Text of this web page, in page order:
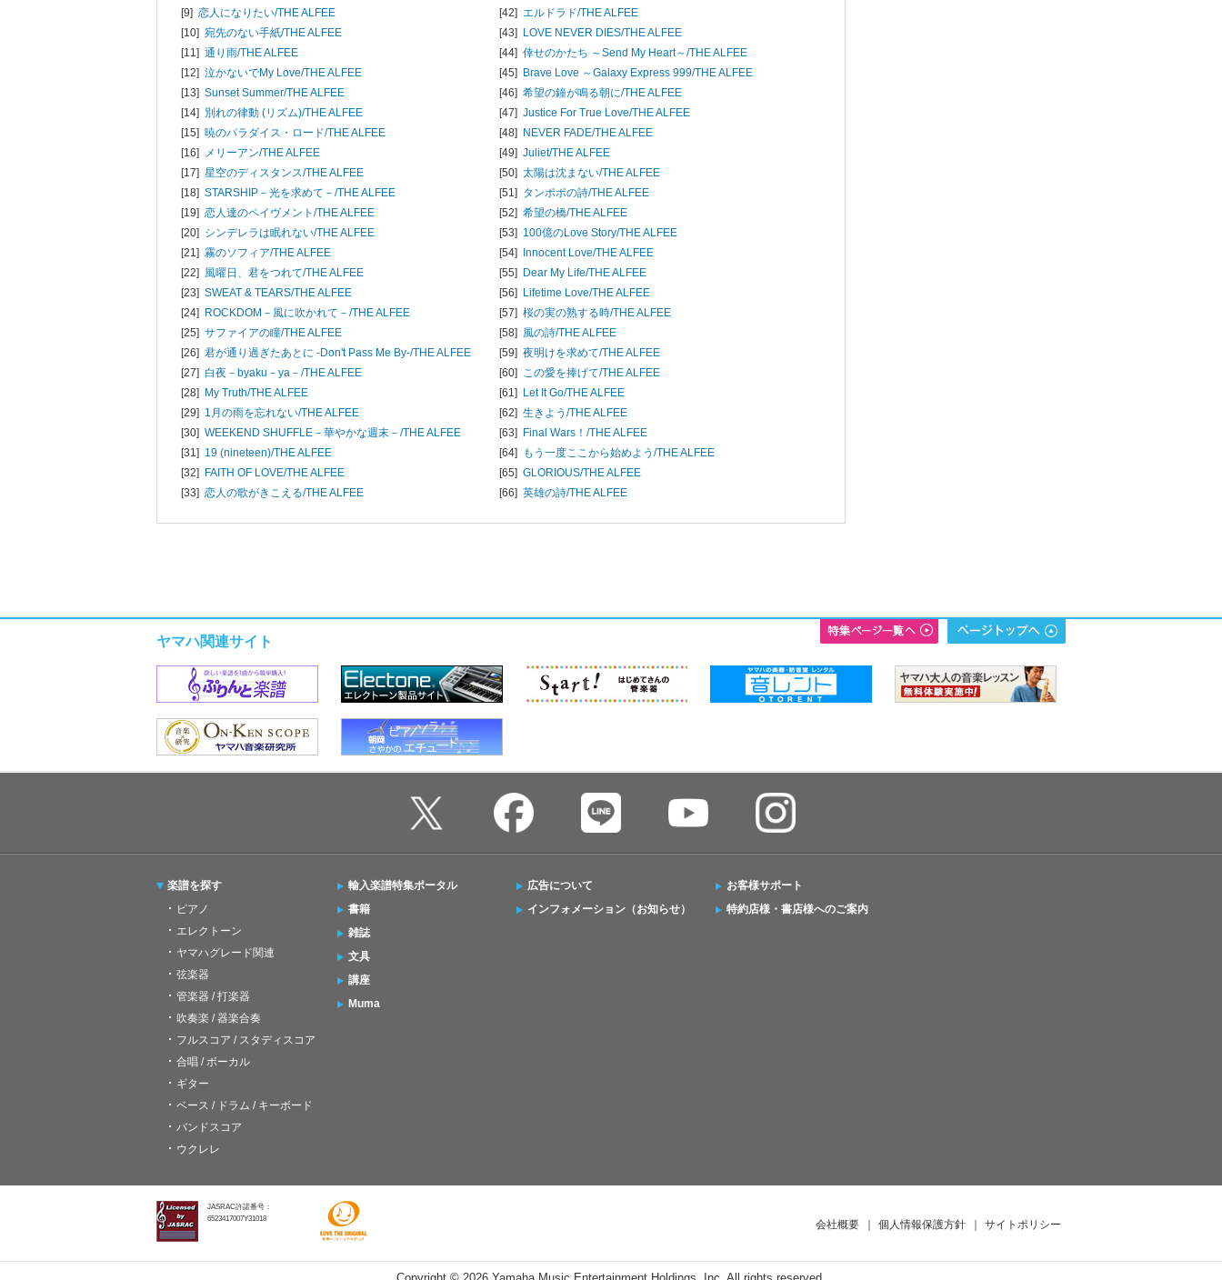
[9] 恋人になりたい/THE ALFEE
[10] 宛先のない手紙/THE ALFEE
[11] 通り雨/THE ALFEE
[12] 泣かないでMy Love/THE ALFEE
[13] Sunset Summer/THE ALFEE
[14] 別れの律動 (リズム)/THE ALFEE
[15] 暁のパラダイス・ロード/THE ALFEE
[16] メリーアン/THE ALFEE
[17] 星空のディスタンス/THE ALFEE
[18] STARSHIP－光を求めて－/THE ALFEE
[19] 恋人達のペイヴメント/THE ALFEE
[20] シンデレラは眠れない/THE ALFEE
[21] 霧のソフィア/THE ALFEE
[22] 風曜日、君をつれて/THE ALFEE
[23] SWEAT & TEARS/THE ALFEE
[24] ROCKDOM－風に吹かれて－/THE ALFEE
[25] サファイアの瞳/THE ALFEE
[26] 君が通り過ぎたあとに -Don't Pass Me By-/THE ALFEE
[27] 白夜－byaku－ya－/THE ALFEE
[28] My Truth/THE ALFEE
[29] 1月の雨を忘れない/THE ALFEE
[30] WEEKEND SHUFFLE－華やかな週末－/THE ALFEE
[31] 19 (nineteen)/THE ALFEE
[32] FAITH OF LOVE/THE ALFEE
[33] 恋人の歌がきこえる/THE ALFEE
[42] エルドラド/THE ALFEE
[43] LOVE NEVER DIES/THE ALFEE
[44] 倖せのかたち ～Send My Heart～/THE ALFEE
[45] Brave Love ～Galaxy Express 999/THE ALFEE
[46] 希望の鐘が鳴る朝に/THE ALFEE
[47] Justice For True Love/THE ALFEE
[48] NEVER FADE/THE ALFEE
[49] Juliet/THE ALFEE
[50] 太陽は沈まない/THE ALFEE
[51] タンポポの詩/THE ALFEE
[52] 希望の橋/THE ALFEE
[53] 100億のLove Story/THE ALFEE
[54] Innocent Love/THE ALFEE
[55] Dear My Life/THE ALFEE
[56] Lifetime Love/THE ALFEE
[57] 桜の実の熟する時/THE ALFEE
[58] 風の詩/THE ALFEE
[59] 夜明けを求めて/THE ALFEE
[60] この愛を捧げて/THE ALFEE
[61] Let It Go/THE ALFEE
[62] 生きよう/THE ALFEE
[63] Final Wars！/THE ALFEE
[64] もう一度ここから始めよう/THE ALFEE
[65] GLORIOUS/THE ALFEE
[66] 英雄の詩/THE ALFEE
ヤマハ関連サイト
楽譜を探す
ピアノ
エレクトーン
ヤマハグレード関連
弦楽器
管楽器 / 打楽器
吹奏楽 / 器楽合奏
フルスコア / スタディスコア
合唱 / ボーカル
ギター
ベース / ドラム / キーボード
バンドスコア
ウクレレ
輸入楽譜特集ポータル
書籍
雑誌
文具
講座
Muma
広告について
インフォメーション（お知らせ）
お客様サポート
特約店様・書店様へのご案内
JASRAC許諾番号：
6523417007Y31018
会社概要 ｜ 個人情報保護方針 ｜ サイトポリシー